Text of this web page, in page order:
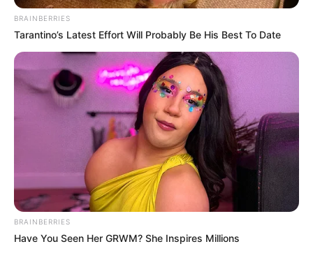
BRAINBERRIES
Tarantino’s Latest Effort Will Probably Be His Best To Date
BRAINBERRIES
Have You Seen Her GRWM? She Inspires Millions